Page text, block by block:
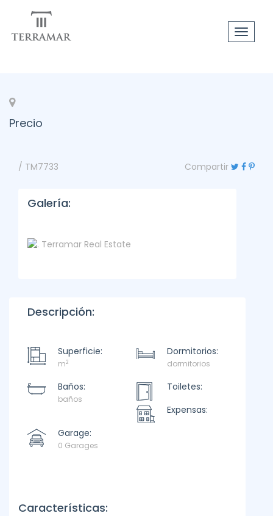
Toggle
Precio
/ TM7733 Compartir
Galería:
Descripción:
Superficie:
m2
Dormitorios:
dormitorios
Baños:
baños
Toiletes:
Expensas:
Garage:
0 Garages
Características: